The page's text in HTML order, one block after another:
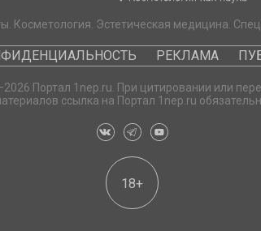
Косметология. Эстетическая медицина.
РЕКЛАМА
Портал 1nep.ru. При цитировании или
ссылка на Портал 1nep.ru
18+